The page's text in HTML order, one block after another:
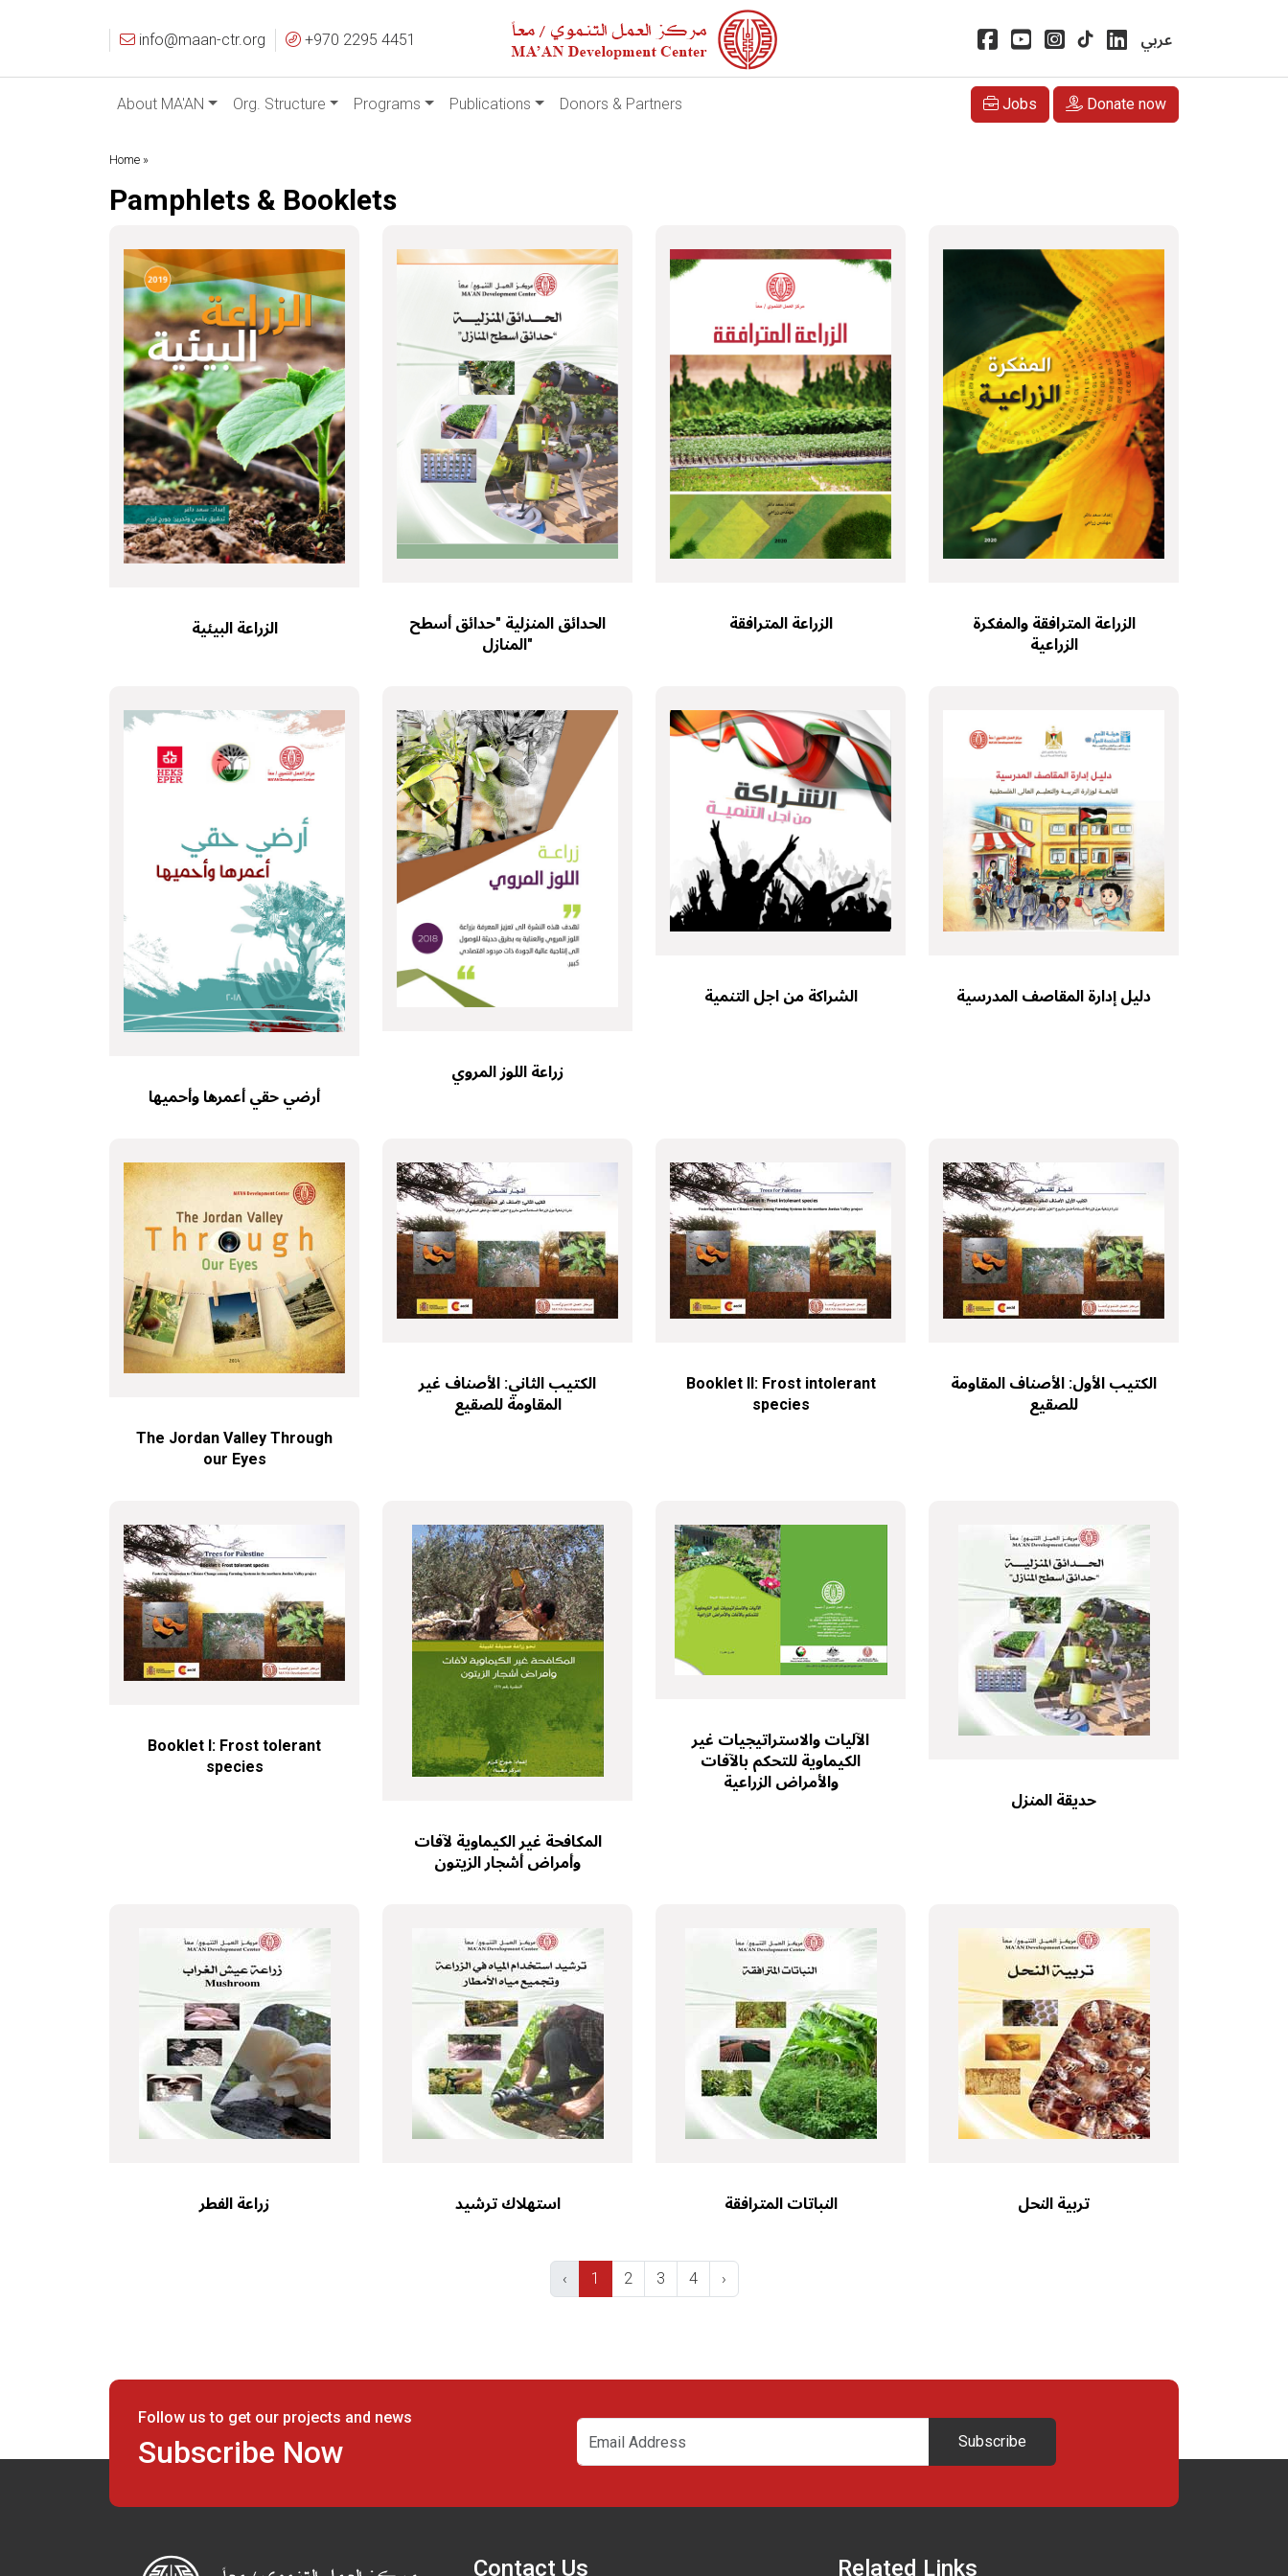
info@maan-ctr.org +970 2295 4451 عربي
About MA'AN Org. Structure Programs Publications Donors & Partners Jobs Donate now
Home »
Pamphlets & Booklets
الزراعة البيئية
الحدائق المنزلية "حدائق أسطح
المنازل"
الزراعة المترافقة
الزراعة المترافقة والمفكرة
الزراعية
أرضي حقي أعمرها وأحميها
زراعة اللوز المروي
الشراكة من اجل التنمية دليل إدارة المقاصف المدرسية
The Jordan Valley Through
our Eyes
الكتيب الثاني: الأصناف غير
المقاومة للصقيع
Booklet II: Frost intolerant
species
الكتيب الأول: الأصناف المقاومة
للصقيع
Booklet I: Frost tolerant
species
المكافحة غير الكيماوية لآفات
وأمراض أشجار الزيتون
الآليات والاستراتيجيات غير
الكيماوية للتحكم بالآفات
والأمراض الزراعية
حديقة المنزل
زراعة الفطر استهلاك ترشيد النباتات المترافقة تربية النحل
‹ 1 2 3 4 ›
Follow us to get our projects and news
Subscribe Now Subscribe
Contact Us Related Links